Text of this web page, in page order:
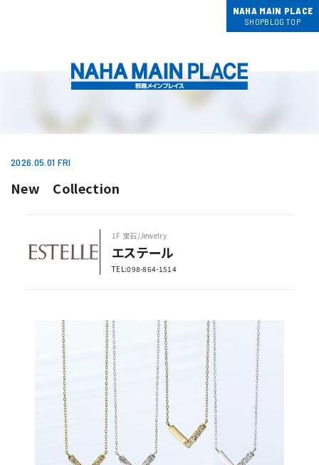
NAHA MAIN PLACE
SHOPBLOG TOP
2026.05.01 FRI
New Collection
1F 宝石/Jewelry
エステール
TEL:098-864-1514